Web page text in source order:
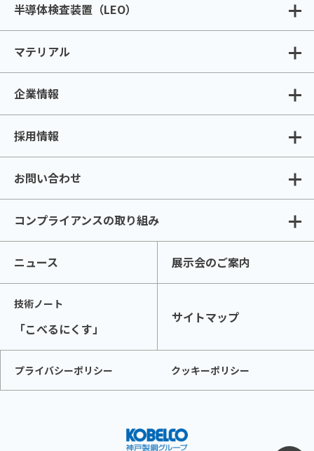
半導体検査装置（LEO）
マテリアル
企業情報
採用情報
お問い合わせ
コンプライアンスの取り組み
ニュース 展示会のご案内
技術ノート
「こべるにくす」
サイトマップ
プライバシーポリシー クッキーポリシー